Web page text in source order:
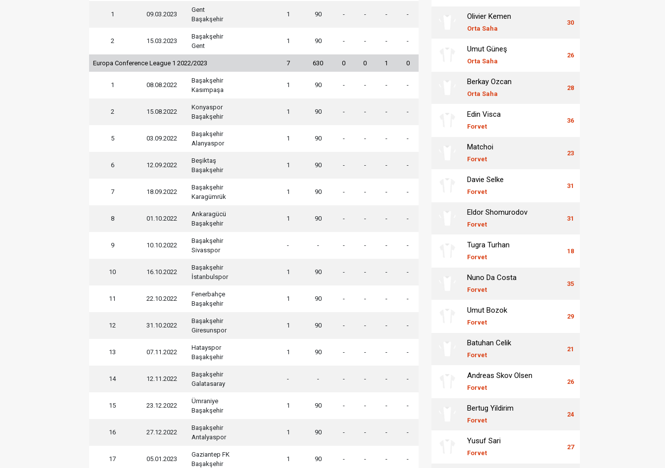
1 09.03.2023
Gent
Başakşehir
1 90 - - - -
2 15.03.2023
Başakşehir
Gent
1 90 - - - -
Europa Conference League 1 2022/2023 7 630 0 0 1 0
1 08.08.2022
Başakşehir
Kasımpaşa
1 90 - - - -
2 15.08.2022
Konyaspor
Başakşehir
1 90 - - - -
5 03.09.2022
Başakşehir
Alanyaspor
1 90 - - - -
6 12.09.2022
Beşiktaş
Başakşehir
1 90 - - - -
7 18.09.2022
Başakşehir
Karagümrük
1 90 - - - -
8 01.10.2022
Ankaragücü
Başakşehir
1 90 - - - -
9 10.10.2022
Başakşehir
Sivasspor
- - - - - -
10 16.10.2022
Başakşehir
İstanbulspor
1 90 - - - -
11 22.10.2022
Fenerbahçe
Başakşehir
1 90 - - - -
12 31.10.2022
Başakşehir
Giresunspor
1 90 - - - -
13 07.11.2022
Hatayspor
Başakşehir
1 90 - - - -
14 12.11.2022
Başakşehir
Galatasaray
- - - - - -
15 23.12.2022
Ümraniye
Başakşehir
1 90 - - - -
16 27.12.2022
Başakşehir
Antalyaspor
1 90 - - - -
17 05.01.2023
Gaziantep FK
Başakşehir
1 90 - - - -
Olivier Kemen
Orta Saha
30
Umut Güneş
Orta Saha
26
Berkay Ozcan
Orta Saha
28
Edin Visca
Forvet
36
Matchoi
Forvet
23
Davie Selke
Forvet
31
Eldor Shomurodov
Forvet
31
Tugra Turhan
Forvet
18
Nuno Da Costa
Forvet
35
Umut Bozok
Forvet
29
Batuhan Celik
Forvet
21
Andreas Skov Olsen
Forvet
26
Bertug Yildirim
Forvet
24
Yusuf Sari
Forvet
27